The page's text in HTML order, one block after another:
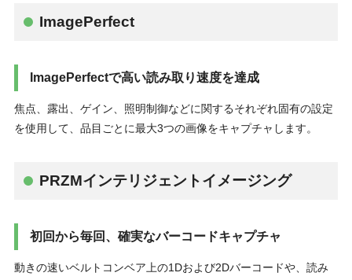
ImagePerfect
ImagePerfectで高い読み取り速度を達成
焦点、露出、ゲイン、照明制御などに関するそれぞれ固有の設定
を使用して、品目ごとに最大3つの画像をキャプチャします。
PRZMインテリジェントイメージング
初回から毎回、確実なバーコードキャプチャ
動きの速いベルトコンベア上の1Dおよび2Dバーコードや、読み